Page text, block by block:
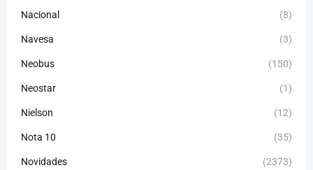
Nacional (8)
Navesa (3)
Neobus (150)
Neostar (1)
Nielson (12)
Nota 10 (35)
Novidades (2373)